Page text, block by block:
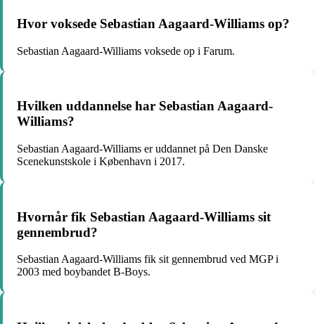
Hvor voksede Sebastian Aagaard-Williams op?
Sebastian Aagaard-Williams voksede op i Farum.
Hvilken uddannelse har Sebastian Aagaard-
Williams?
Sebastian Aagaard-Williams er uddannet på Den Danske
Scenekunstskole i København i 2017.
Hvornår fik Sebastian Aagaard-Williams sit
gennembrud?
Sebastian Aagaard-Williams fik sit gennembrud ved MGP i
2003 med boybandet B-Boys.